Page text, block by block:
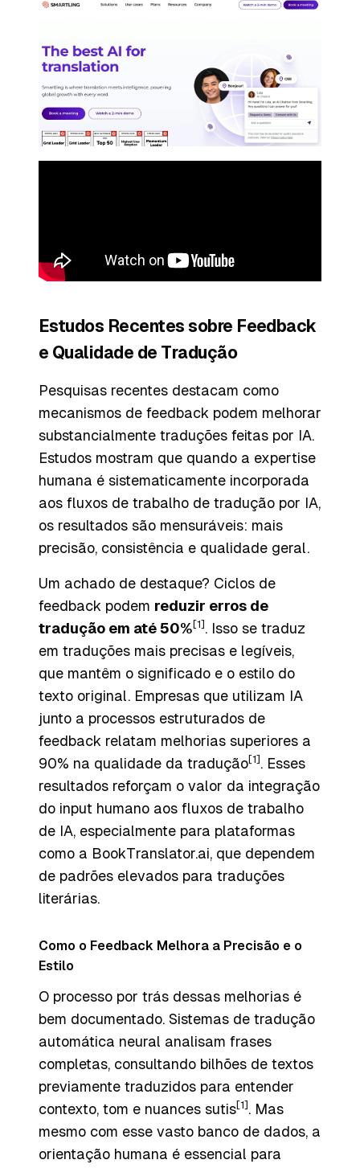
Estudos Recentes sobre Feedback
e Qualidade de Tradução
Pesquisas recentes destacam como
mecanismos de feedback podem melhorar
substancialmente traduções feitas por IA.
Estudos mostram que quando a expertise
humana é sistematicamente incorporada
aos fluxos de trabalho de tradução por IA,
os resultados são mensuráveis: mais
precisão, consistência e qualidade geral.
Um achado de destaque? Ciclos de
feedback podem reduzir erros de
tradução em até 50% [1] . Isso se traduz
em traduções mais precisas e legíveis,
que mantêm o significado e o estilo do
texto original. Empresas que utilizam IA
junto a processos estruturados de
feedback relatam melhorias superiores a
90% na qualidade da tradução[1] . Esses
resultados reforçam o valor da integração
do input humano aos fluxos de trabalho
de IA, especialmente para plataformas
como a BookTranslator.ai, que dependem
de padrões elevados para traduções
literárias.
Como o Feedback Melhora a Precisão e o
Estilo
O processo por trás dessas melhorias é
bem documentado. Sistemas de tradução
automática neural analisam frases
completas, consultando bilhões de textos
previamente traduzidos para entender
contexto, tom e nuances sutis[1] . Mas
mesmo com esse vasto banco de dados, a
orientação humana é essencial para